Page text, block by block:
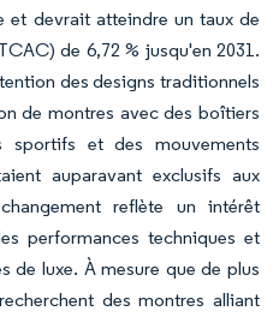
et devrait atteindre un taux de
de 6,72 % jusqu'en 2031.
des designs traditionnels
de montres avec des boîtiers
sportifs et des mouvements
auparavant exclusifs aux
reflète un intérêt
performances techniques et
de luxe. À mesure que de plus
des montres alliant